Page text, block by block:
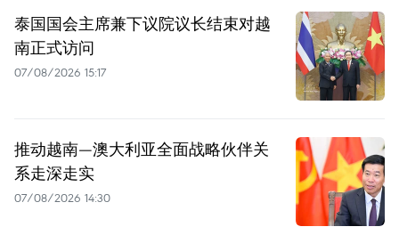
泰国国会主席兼下议院议长结束对越
南正式访问
07/08/2026 15:17
推动越南—澳大利亚全面战略伙伴关
系走深走实
07/08/2026 14:30